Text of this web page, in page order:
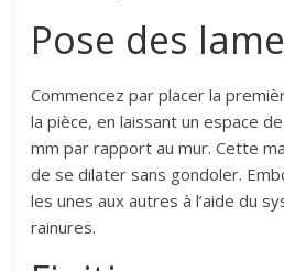
Pose des
Commencez par placer la
la pièce, en laissant un espace
mm par rapport au mur. Cette
de se dilater sans gondoler.
les unes aux autres à l’aide du
rainures.